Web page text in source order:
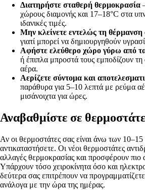
Διατηρήστε σταθερή θερμοκρασία
χώρους διαμονής και 17–18°C στα
ιδανικές τιμές.
Μην κλείνετε εντελώς τη θέρμανση
γιατί μπορεί να δημιουργηθούν
Αφήστε ελεύθερο χώρο γύρω από
ή έπιπλα μπροστά τους εμποδίζουν
αέρα.
Αερίζετε σύντομα και
παράθυρα για 5–10 λεπτά με ρεύμα
μισάνοιχτα για ώρες.
Αναβαθμίστε σε
Αν οι θερμοστάτες σας είναι άνω των 10–15
αντικαταστήσετε. Οι νέοι θερμοστάτες
αλλαγές θερμοκρασίας και προσφέρουν πιο
Υπάρχουν τόσο χειροκίνητα όσο και
δεύτερα σας επιτρέπουν να
ανάλογα με την ώρα της ημέρας.